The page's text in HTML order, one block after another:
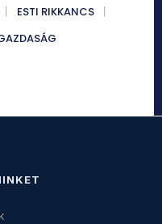
ESTI RIKKANCS